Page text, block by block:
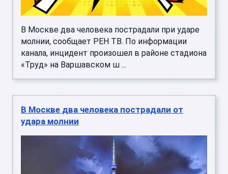
В Москве два человека пострадали при ударе
молнии, сообщает РЕН ТВ. По информации
канала, инцидент произошел в районе стадиона
«Труд» на Варшавском ш ...
В Москве два человека пострадали от
удара молнии